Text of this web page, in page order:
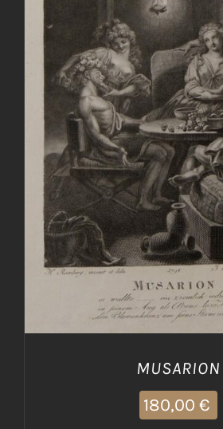
AGGIUNGI AL CARRELLO /
MUSARION
180,00 €